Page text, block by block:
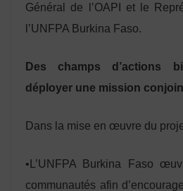
Général de l’OAPI et le
l’UNFPA Burkina Faso.
Des champs d’actions
déployer une mission
Dans la mise en œuvre du
•L’UNFPA Burkina Faso
communautés afin